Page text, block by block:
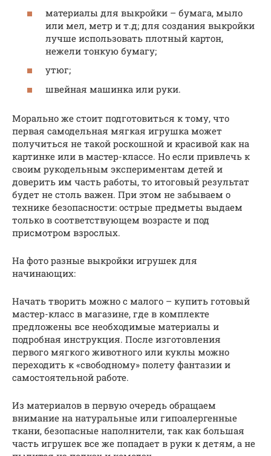
материалы для выкройки – бумага, мыло
или мел, метр и т.д; для создания выкройки
лучше использовать плотный картон,
нежели тонкую бумагу;
утюг;
швейная машинка или руки.
Морально же стоит подготовиться к тому, что
первая самодельная мягкая игрушка может
получиться не такой роскошной и красивой как на
картинке или в мастер-классе. Но если привлечь к
своим рукодельным экспериментам детей и
доверить им часть работы, то итоговый результат
будет не столь важен. При этом не забываем о
технике безопасности: острые предметы выдаем
только в соответствующем возрасте и под
присмотром взрослых.
На фото разные выкройки игрушек для
начинающих:
Начать творить можно с малого – купить готовый
мастер-класс в магазине, где в комплекте
предложены все необходимые материалы и
подробная инструкция. После изготовления
первого мягкого животного или куклы можно
переходить к «свободному» полету фантазии и
самостоятельной работе.
Из материалов в первую очередь обращаем
внимание на натуральные или гипоалергенные
ткани, безопасные наполнители, так как большая
часть игрушек все же попадает в руки к детям, а не